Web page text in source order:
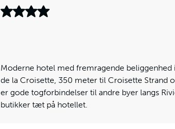
Moderne hotel med fremragende
de la Croisette, 350 meter til Croisette Strand
er gode togforbindelser til andre byer langs
butikker tæt på hotellet.